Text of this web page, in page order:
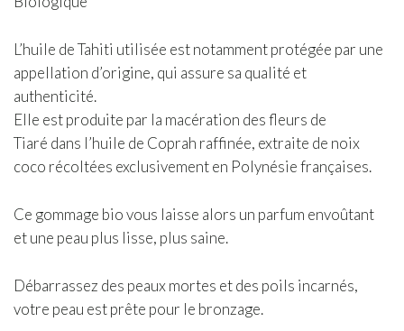
L’huile de Tahiti utilisée est notamment protégée par une
appellation d’origine, qui assure sa qualité et
authenticité.
Elle est produite par la macération des fleurs de
Tiaré dans l’huile de Coprah raffinée, extraite de noix
coco récoltées exclusivement en Polynésie françaises.
Ce gommage bio vous laisse alors un parfum envoûtant
et une peau plus lisse, plus saine.
Débarrassez des peaux mortes et des poils incarnés,
votre peau est prête pour le bronzage.